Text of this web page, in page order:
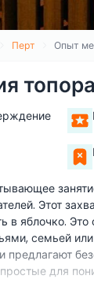
Перт Опыт
Этот
в яблочко. Это
семьей
предлагают
для